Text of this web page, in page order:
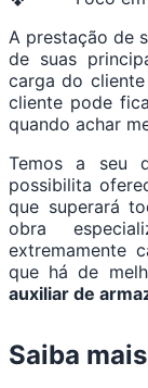
A prestação de
de suas
carga do
cliente pode
quando achar
Temos a seu
possibilita
que superará
obra
extremamente
que há de
auxiliar de
Saiba